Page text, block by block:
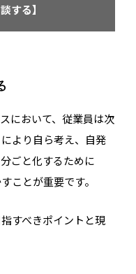
する】
において、従業員は次
より自ら考え、自発
ごと化するために
ことが重要です。
すべきポイントと現